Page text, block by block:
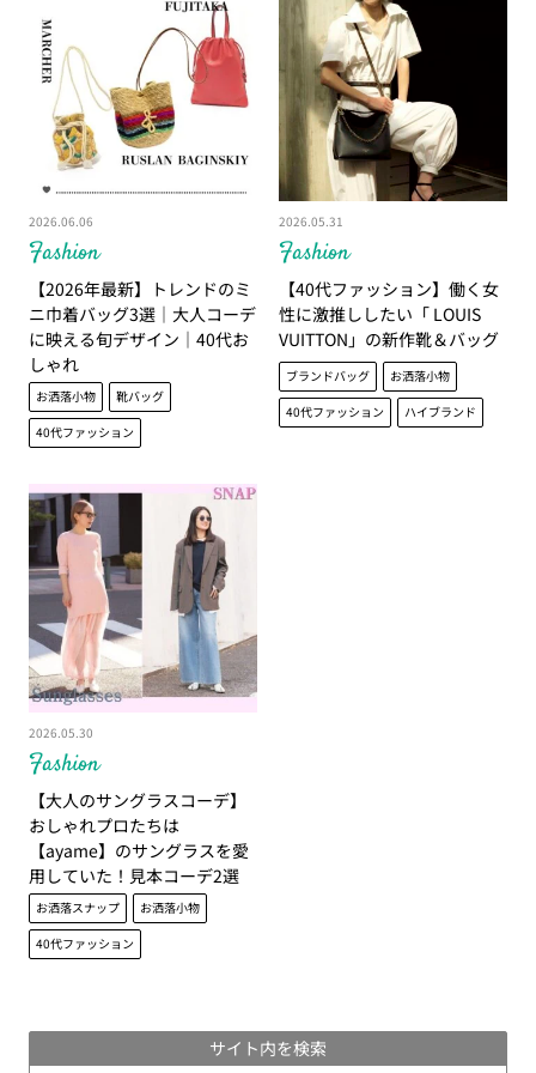
Fashion
2026.06.06
【2026年最新】トレンドのミ
ニ巾着バッグ3選｜大人コーデ
に映える旬デザイン｜40代お
しゃれ
お洒落小物
靴バッグ
40代ファッション
Fashion
2026.05.31
【40代ファッション】働く女
性に激推ししたい「 LOUIS
VUITTON」の新作靴＆バッグ
ブランドバッグ
お洒落小物
40代ファッション
ハイブランド
Fashion
2026.05.30
【大人のサングラスコーデ】
おしゃれプロたちは
【ayame】のサングラスを愛
用していた！見本コーデ2選
お洒落スナップ
お洒落小物
40代ファッション
サイト内を検索